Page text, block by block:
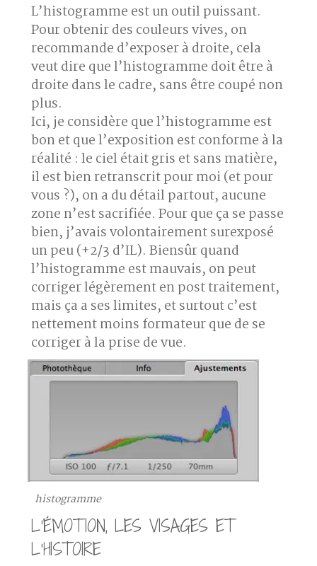
L’histogramme est un outil puissant.
Pour obtenir des couleurs vives, on
recommande d’exposer à droite, cela
veut dire que l’histogramme doit être à
droite dans le cadre, sans être coupé non
plus.
Ici, je considère que l’histogramme est
bon et que l’exposition est conforme à la
réalité : le ciel était gris et sans matière,
il est bien retranscrit pour moi (et pour
vous ?), on a du détail partout, aucune
zone n’est sacrifiée. Pour que ça se passe
bien, j’avais volontairement surexposé
un peu (+2/3 d’IL). Biensûr quand
l’histogramme est mauvais, on peut
corriger légèrement en post traitement,
mais ça a ses limites, et surtout c’est
nettement moins formateur que de se
corriger à la prise de vue.
histogramme
L’ÉMOTION, LES VISAGES ET
L’HISTOIRE